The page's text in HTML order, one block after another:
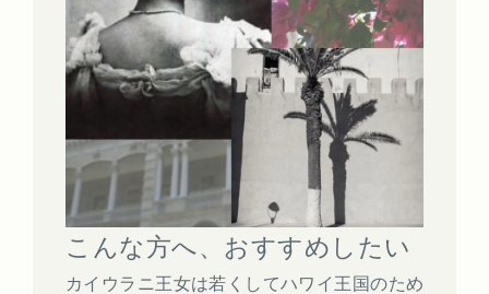
こんな方へ、おすすめしたい
カイウラニ王女は若くしてハワイ王国のため